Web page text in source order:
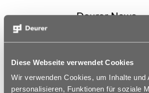
Diese Webseite verwendet Cookies
Wir verwenden Cookies, um Inhalte und
personalisieren, Funktionen für soziale